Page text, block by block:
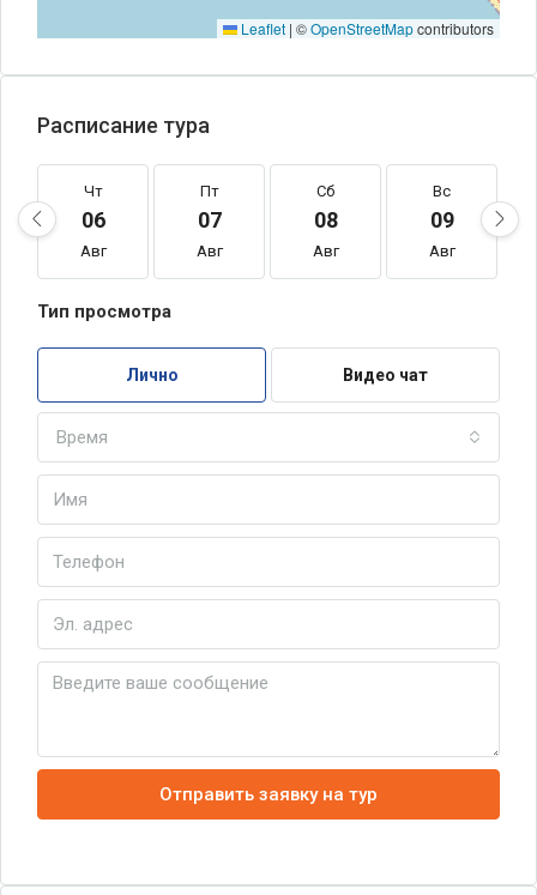
Leaflet | ©OpenStreetMapcontributors
Расписание тура
Чт
06
Авг
Пт
07
Авг
Сб
08
Авг
Вс
09
Авг
Тип просмотра
Лично Видео чат
Время
Отправить заявку на тур